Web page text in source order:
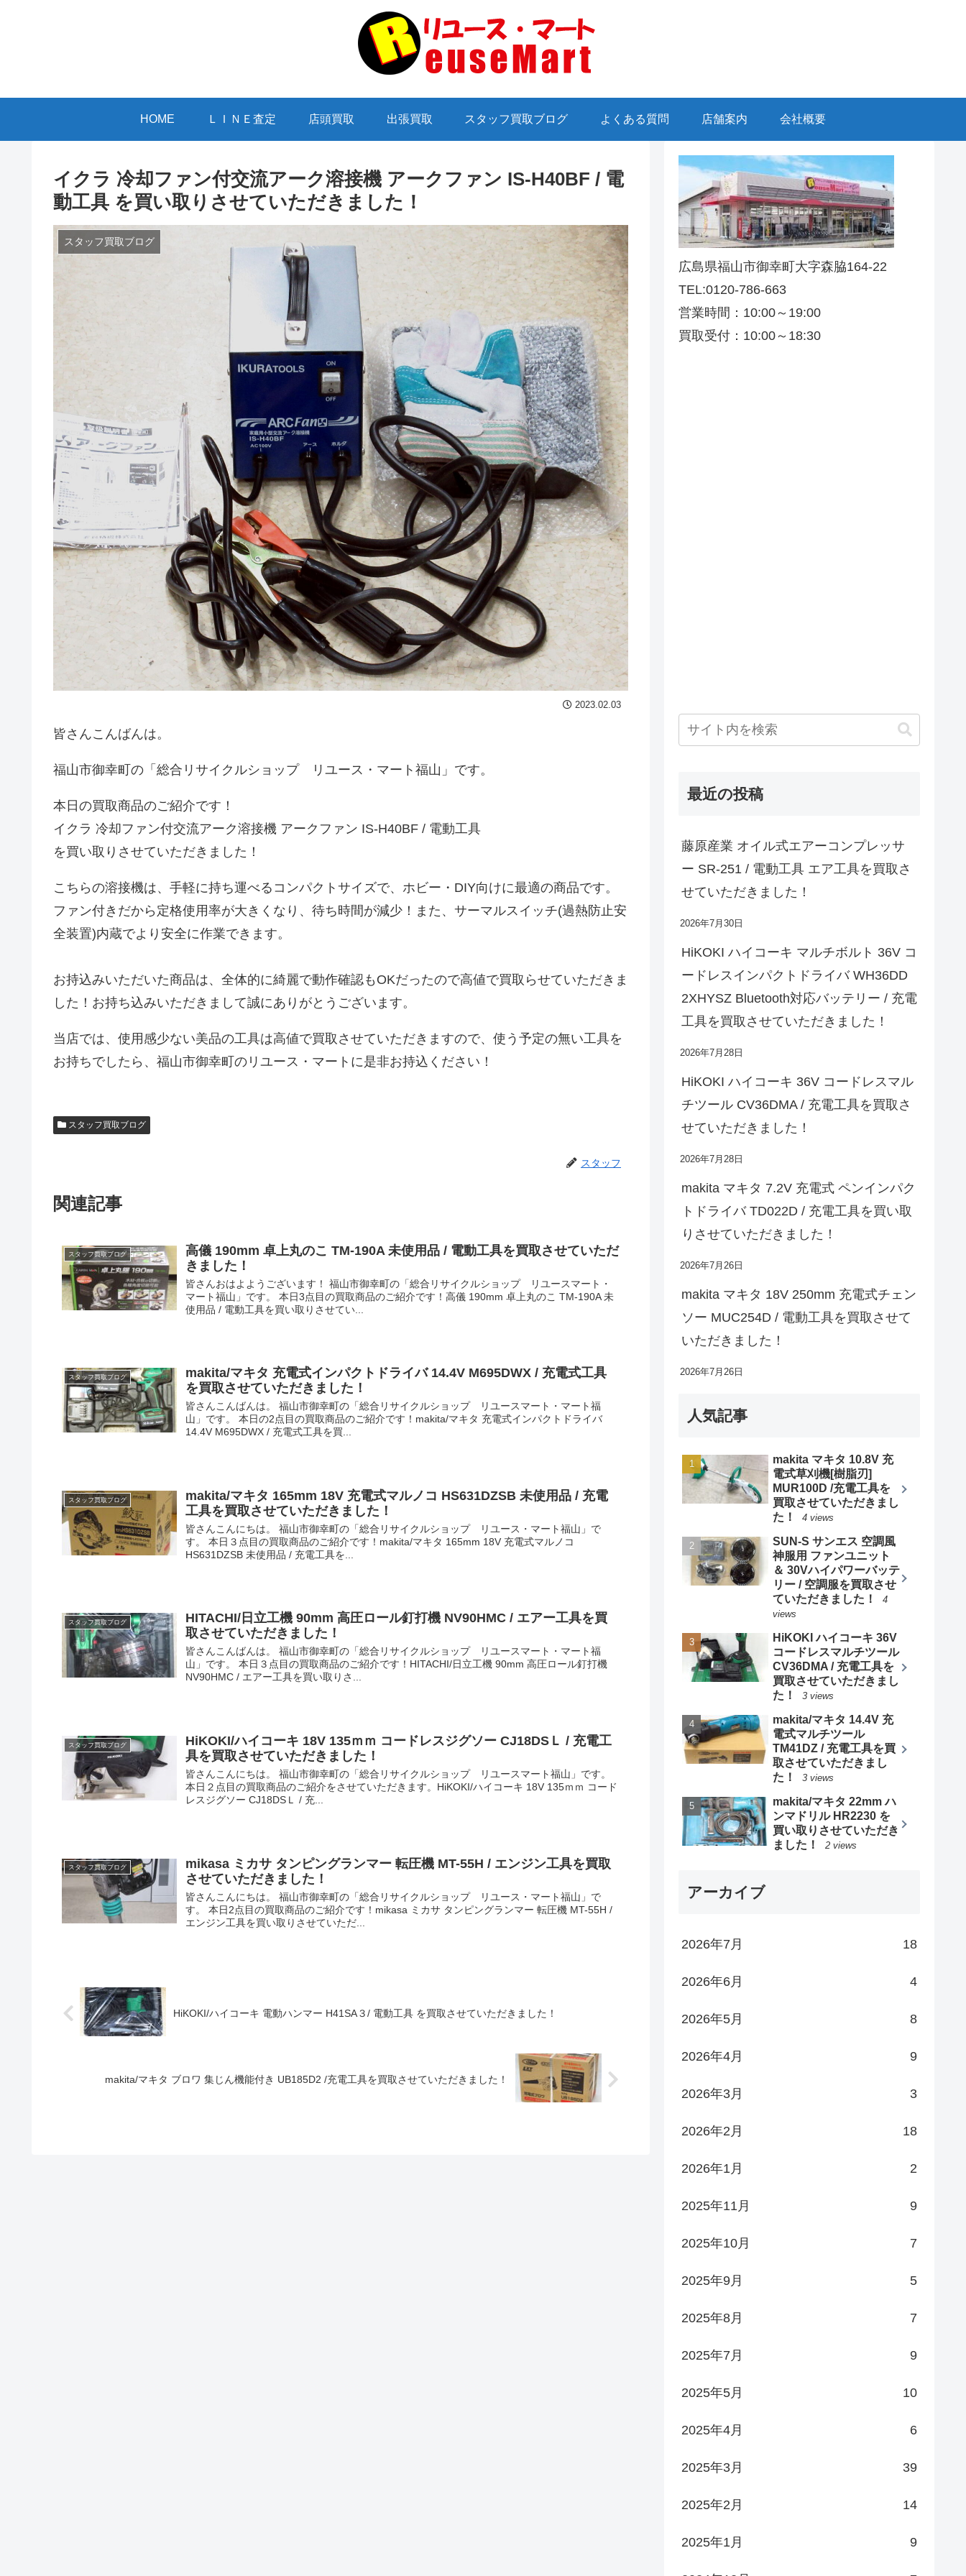
HOME ＬＩＮＥ査定 店頭買取 出張買取 スタッフ買取ブログ よくある質問 店舗案内 会社概要
イクラ 冷却ファン付交流アーク溶接機 アークファン IS-H40BF / 電
動工具 を買い取りさせていただきました！
スタッフ買取ブログ
2023.02.03
皆さんこんばんは。
福山市御幸町の「総合リサイクルショップ リユース・マート福山」です。
本日の買取商品のご紹介です！
イクラ 冷却ファン付交流アーク溶接機 アークファン IS-H40BF / 電動工具
を買い取りさせていただきました！
こちらの溶接機は、手軽に持ち運べるコンパクトサイズで、ホビー・DIY向けに最適の商品です。
ファン付きだから定格使用率が大きくなり、待ち時間が減少！また、サーマルスイッチ(過熱防止安
全装置)内蔵でより安全に作業できます。
お持込みいただいた商品は、全体的に綺麗で動作確認もOKだったので高値で買取らせていただきま
した！お持ち込みいただきまして誠にありがとうございます。
当店では、使用感少ない美品の工具は高値で買取させていただきますので、使う予定の無い工具を
お持ちでしたら、福山市御幸町のリユース・マートに是非お持込ください！
スタッフ買取ブログ
スタッフ
関連記事
スタッフ買取ブログ
高儀 190mm 卓上丸のこ TM-190A 未使用品 / 電動工具を買取させていただ
きました！
皆さんおはよようございます！ 福山市御幸町の「総合リサイクルショップ リユースマート・
マート福山」です。 本日3点目の買取商品のご紹介です！高儀 190mm 卓上丸のこ TM-190A 未
使用品 / 電動工具を買い取りさせてい...
スタッフ買取ブログ
makita/マキタ 充電式インパクトドライバ 14.4V M695DWX / 充電式工具
を買取させていただきました！
皆さんこんばんは。 福山市御幸町の「総合リサイクルショップ リユースマート・マート福
山」です。 本日の2点目の買取商品のご紹介です！makita/マキタ 充電式インパクトドライバ
14.4V M695DWX / 充電式工具を買...
スタッフ買取ブログ
makita/マキタ 165mm 18V 充電式マルノコ HS631DZSB 未使用品 / 充電
工具を買取させていただきました！
皆さんこんにちは。 福山市御幸町の「総合リサイクルショップ リユース・マート福山」で
す。 本日３点目の買取商品のご紹介です！makita/マキタ 165mm 18V 充電式マルノコ
HS631DZSB 未使用品 / 充電工具を...
スタッフ買取ブログ
HITACHI/日立工機 90mm 高圧ロール釘打機 NV90HMC / エアー工具を買
取させていただきました！
皆さんこんばんは。 福山市御幸町の「総合リサイクルショップ リユースマート・マート福
山」です。 本日３点目の買取商品のご紹介です！HITACHI/日立工機 90mm 高圧ロール釘打機
NV90HMC / エアー工具を買い取りさ...
スタッフ買取ブログ
HiKOKI/ハイコーキ 18V 135ｍｍ コードレスジグソー CJ18DSＬ / 充電工
具を買取させていただきました！
皆さんこんにちは。 福山市御幸町の「総合リサイクルショップ リユースマート福山」です。
本日２点目の買取商品のご紹介をさせていただきます。HiKOKI/ハイコーキ 18V 135ｍｍ コード
レスジグソー CJ18DSＬ / 充...
スタッフ買取ブログ
mikasa ミカサ タンピングランマー 転圧機 MT-55H / エンジン工具を買取
させていただきました！
皆さんこんにちは。 福山市御幸町の「総合リサイクルショップ リユース・マート福山」で
す。 本日2点目の買取商品のご紹介です！mikasa ミカサ タンピングランマー 転圧機 MT-55H /
エンジン工具を買い取りさせていただ...
HiKOKI/ハイコーキ 電動ハンマー H41SA３/ 電動工具 を買取させていただきました！
makita/マキタ ブロワ 集じん機能付き UB185D2 /充電工具を買取させていただきました！
広島県福山市御幸町大字森脇164-22
TEL:0120-786-663
営業時間：10:00～19:00
買取受付：10:00～18:30
最近の投稿
藤原産業 オイル式エアーコンプレッサ
ー SR-251 / 電動工具 エア工具を買取さ
せていただきました！
2026年7月30日
HiKOKI ハイコーキ マルチボルト 36V コ
ードレスインパクトドライバ WH36DD
2XHYSZ Bluetooth対応バッテリー / 充電
工具を買取させていただきました！
2026年7月28日
HiKOKI ハイコーキ 36V コードレスマル
チツール CV36DMA / 充電工具を買取さ
せていただきました！
2026年7月28日
makita マキタ 7.2V 充電式 ペンインパク
トドライバ TD022D / 充電工具を買い取
りさせていただきました！
2026年7月26日
makita マキタ 18V 250mm 充電式チェン
ソー MUC254D / 電動工具を買取させて
いただきました！
2026年7月26日
人気記事
makita マキタ 10.8V 充
電式草刈機[樹脂刃]
MUR100D /充電工具を
買取させていただきまし
た！
4 views
SUN-S サンエス 空調風
神服用 ファンユニット
＆ 30Vハイパワーバッテ
リー / 空調服を買取させ
ていただきました！
4
views
HiKOKI ハイコーキ 36V
コードレスマルチツール
CV36DMA / 充電工具を
買取させていただきまし
た！
3 views
makita/マキタ 14.4V 充
電式マルチツール
TM41DZ / 充電工具を買
取させていただきまし
た！
3 views
makita/マキタ 22mm ハ
ンマドリル HR2230 を
買い取りさせていただき
ました！
2 views
アーカイブ
2026年7月 18
2026年6月 4
2026年5月 8
2026年4月 9
2026年3月 3
2026年2月 18
2026年1月 2
2025年11月 9
2025年10月 7
2025年9月 5
2025年8月 7
2025年7月 9
2025年5月 10
2025年4月 6
2025年3月 39
2025年2月 14
2025年1月 9